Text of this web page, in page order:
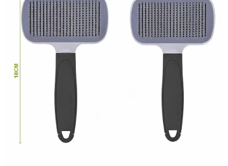
Doprava a platba Hodnocení obchodu
Kontakty
Moje objednávka
FAQ